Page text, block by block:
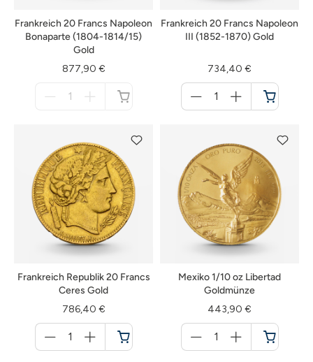
Frankreich 20 Francs Napoleon
Bonaparte (1804-1814/15)
Gold
877,90 €
Frankreich 20 Francs Napoleon
III (1852-1870) Gold
734,40 €
für
Warenkorb
Frankreich Republik 20 Francs
Ceres Gold
786,40 €
für
Warenkorb
Mexiko 1/10 oz Libertad
Goldmünze
443,90 €
für
Warenkorb